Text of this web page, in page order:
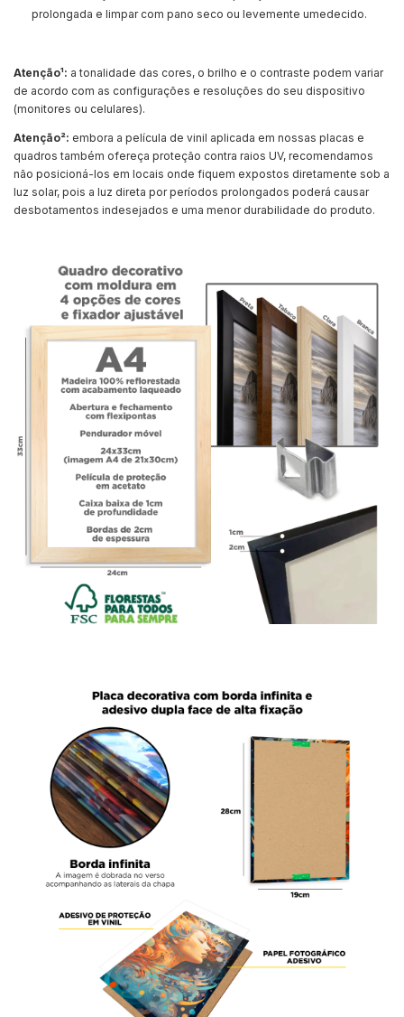
prolongada e limpar com pano seco ou levemente umedecido.
Atenção¹: a tonalidade das cores, o brilho e o contraste podem variar
de acordo com as configurações e resoluções do seu dispositivo
(monitores ou celulares).
Atenção²: embora a película de vinil aplicada em nossas placas e
quadros também ofereça proteção contra raios UV, recomendamos
não posicioná-los em locais onde fiquem expostos diretamente sob a
luz solar, pois a luz direta por períodos prolongados poderá causar
desbotamentos indesejados e uma menor durabilidade do produto.